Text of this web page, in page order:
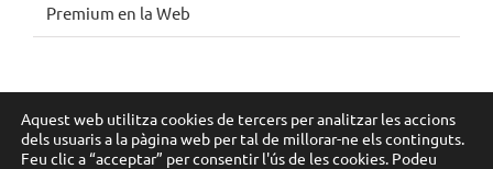
Premium en la Web
Segueix-nos a les xarxes:
Aquest web utilitza cookies de tercers per analitzar les accions
dels usuaris a la pàgina web per tal de millorar-ne els continguts.
Feu clic a “acceptar” per consentir l'ús de les cookies. Podeu